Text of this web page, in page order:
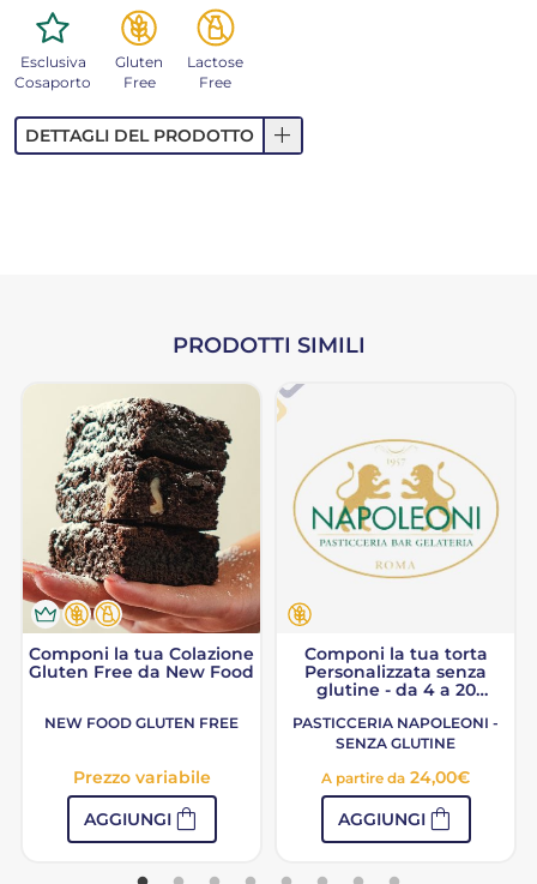
Esclusiva
Cosaporto
Gluten
Free
Lactose
Free
DETTAGLI DEL PRODOTTO add
PRODOTTI SIMILI
Componi la tua Colazione
Gluten Free da New Food
NEW FOOD GLUTEN FREE
Prezzo variabile
AGGIUNGIshopping_bag
Componi la tua torta
Personalizzata senza
glutine - da 4 a 20
PASTICCERIA NAPOLEONI -
SENZA GLUTINE
A partire da 24,00€
AGGIUNGIshopping_bag